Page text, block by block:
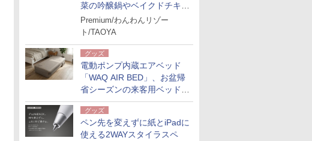
菜の吟醸鍋やベイクドチキ
ン、ショコラ＆栗スイーツも
食べ放題に
Premium/わんわんリゾー
ト/TAOYA
グッズ
電動ポンプ内蔵エアベッド
「WAQ AIR BED」、お盆帰
省シーズンの来客用ベッドに
も。使用後は収納バッグでコ
ンパクトに保管
グッズ
ペン先を変えずに紙とiPadに
使える2WAYスタイラスペ